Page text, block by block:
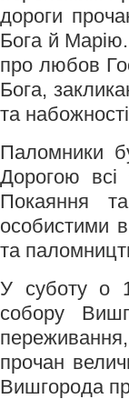
дороги
Бога й
про любов
Бога,
та
Паломники
Дорогою всі
Покаяння
особистими
та
У суботу о
собору
прочан
Вишгорода